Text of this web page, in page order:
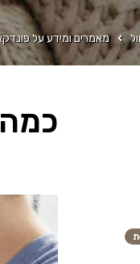
מאמרים ומידע על